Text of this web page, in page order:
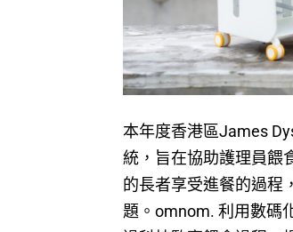
本年度香港區James
統，旨在協助護理員餵
的長者享受進餐的過程
題。omnom. 利用數碼